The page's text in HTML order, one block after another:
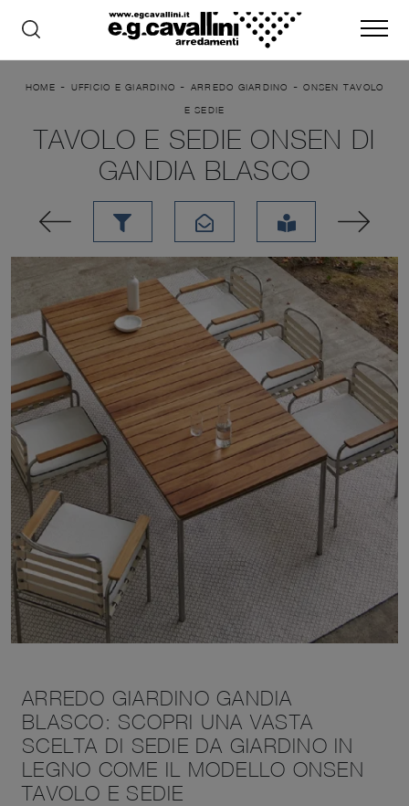
HOME - UFFICIO E GIARDINO - ARREDO GIARDINO -ONSEN TAVOLO
E SEDIE
TAVOLO E SEDIE ONSEN DI
GANDIA BLASCO
ARREDO GIARDINO GANDIA
BLASCO: SCOPRI UNA VASTA
SCELTA DI SEDIE DA GIARDINO IN
LEGNO COME IL MODELLO ONSEN
TAVOLO E SEDIE